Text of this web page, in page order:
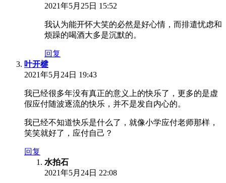
2021年5月25日 15:52
我认为能开怀大笑的必然是好心情，而排遣忧虑和
烦躁的喝酒大多是沉默的。
回复
叶开楗
2021年5月24日 19:43
我已经很多年没有真正的意义上的快乐了，更多的是虚
假应付随波逐流的快乐，并不是发自内心的。
我已经不知道快乐是什么了，就像小学应付老师那样，
笑笑就好了，应付自己？
回复
水拍石
2021年5月24日 22:08